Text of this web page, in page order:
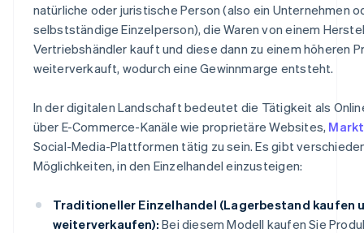
natürliche oder juristische Person (also ein Unternehmen
selbstständige Einzelperson), die Waren von einem
Vertriebshändler kauft und diese dann zu einem höheren
weiterverkauft, wodurch eine Gewinnmarge entsteht.
In der digitalen Landschaft bedeutet die Tätigkeit als
über E-Commerce-Kanäle wie proprietäre Websites,
Social-Media-Plattformen tätig zu sein. Es gibt
Möglichkeiten, in den Einzelhandel einzusteigen:
Traditioneller Einzelhandel (Lagerbestand kaufen
weiterverkaufen): Bei diesem Modell kaufen Sie